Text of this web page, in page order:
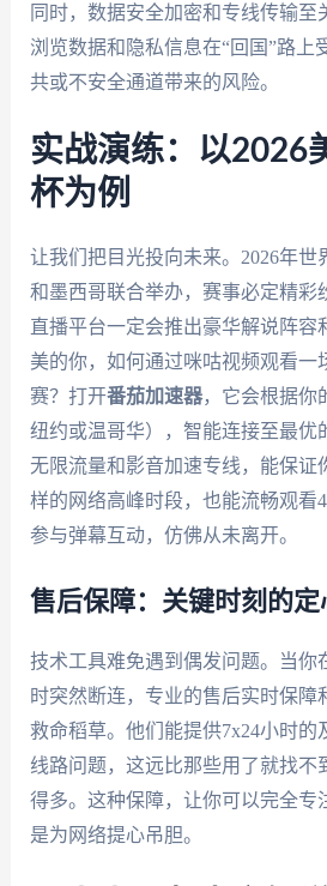
同时，数据安全加密和专线传输至
浏览数据和隐私信息在“回国”路上
共或不安全通道带来的风险。
实战演练：以2026
杯为例
让我们把目光投向未来。2026年世
和墨西哥联合举办，赛事必定精彩
直播平台一定会推出豪华解说阵容
美的你，如何通过咪咕视频观看一
赛？打开番茄加速器，它会根据你
纽约或温哥华），智能连接至最优
无限流量和影音加速专线，能保证
样的网络高峰时段，也能流畅观看
参与弹幕互动，仿佛从未离开。
售后保障：关键时刻的定
技术工具难免遇到偶发问题。当你
时突然断连，专业的售后实时保障
救命稻草。他们能提供7x24小时的
线路问题，这远比那些用了就找不
得多。这种保障，让你可以完全专
是为网络提心吊胆。